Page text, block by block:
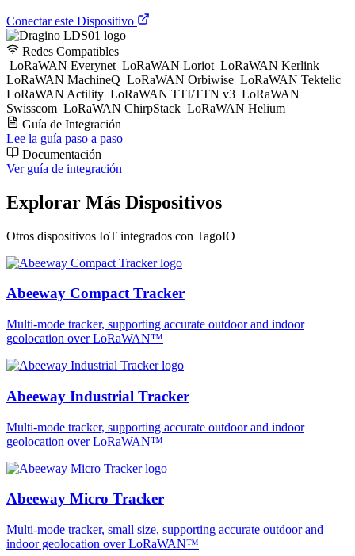
Conectar este Dispositivo
Redes Compatibles
LoRaWAN Everynet LoRaWAN Loriot LoRaWAN Kerlink
LoRaWAN MachineQ LoRaWAN Orbiwise LoRaWAN Tektelic
LoRaWAN Actility LoRaWAN TTI/TTN v3 LoRaWAN
Swisscom LoRaWAN ChirpStack LoRaWAN Helium
Guía de Integración
Lee la guía paso a paso
Documentación
Ver guía de integración
Explorar Más Dispositivos
Otros dispositivos IoT integrados con TagoIO
Abeeway Compact Tracker
Multi-mode tracker, supporting accurate outdoor and indoor
geolocation over LoRaWAN™
Abeeway Industrial Tracker
Multi-mode tracker, supporting accurate outdoor and indoor
geolocation over LoRaWAN™
Abeeway Micro Tracker
Multi-mode tracker, small size, supporting accurate outdoor and
indoor geolocation over LoRaWAN™